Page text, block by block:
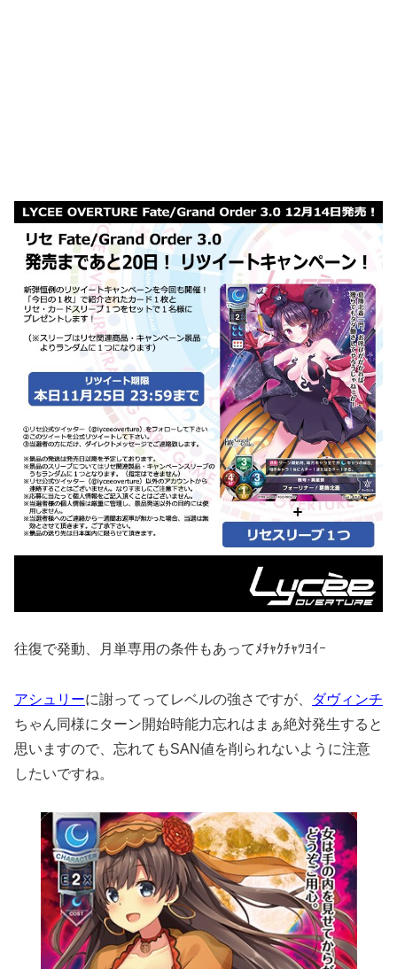
往復で発動、月単専用の条件もあってﾒﾁｬｸﾁｬﾂﾖｲｰ
アシュリーに謝ってってレベルの強さですが、
ダヴィンチ
ちゃん同様にターン開始時能力忘れはまぁ絶対発生すると
思いますので、忘れてもSAN値を削られないように注意
したいですね。